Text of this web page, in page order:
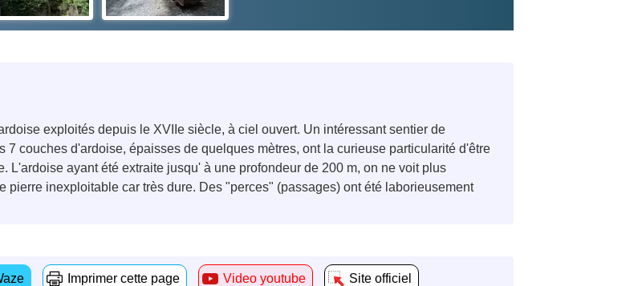
exploités depuis le XVIIe siècle, à ciel ouvert. Un intéressant sentier de
7 couches d'ardoise, épaisses de quelques mètres, ont la curieuse particularité d'être
L'ardoise ayant été extraite jusqu' à une profondeur de 200 m, on ne voit plus
inexploitable car très dure. Des "perces" (passages) ont été laborieusement
Imprimer cette page Video youtube Site officiel